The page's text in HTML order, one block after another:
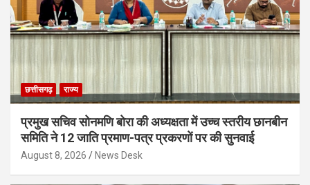
छत्तीसगढ़ राज्य
प्रमुख सचिव सोनमणि बोरा की अध्यक्षता में उच्च स्तरीय छानबीन
समिति ने 12 जाति प्रमाण-पत्र प्रकरणों पर की सुनवाई
August 8, 2026 News Desk